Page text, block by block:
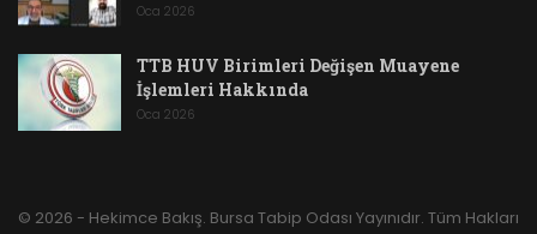
Oca 2026
TTB HUV Birimleri Değişen Muayene
İşlemleri Hakkında
Oca 2026
© 2026 - Hekimce Bakış. Bursa Tabip Odası Yayınıdır. Tüm Hakları